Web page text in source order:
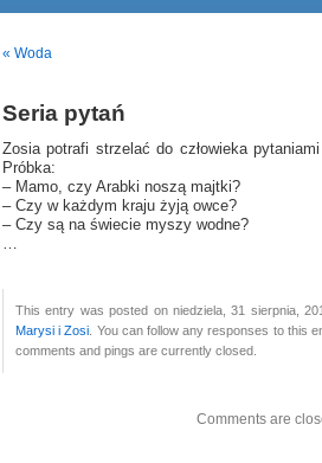
« Woda
Seria pytań
Zosia potrafi strzelać do człowieka
Próbka:
– Mamo, czy Arabki noszą majtki?
– Czy w każdym kraju żyją owce?
– Czy są na świecie myszy wodne?
This entry was posted on niedziela, 31 sierpnia,
Marysi i Zosi . You can follow any responses to this
comments and pings are currently closed.
Comments are